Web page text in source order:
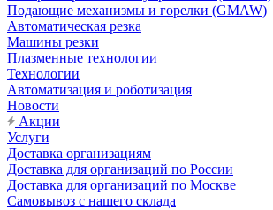
Подающие механизмы и горелки (GMAW)
Автоматическая резка
Машины резки
Плазменные технологии
Технологии
Автоматизация и роботизация
Новости
Акции
Услуги
Доставка организациям
Доставка для организаций по России
Доставка для организаций по Москве
Самовывоз с нашего склада